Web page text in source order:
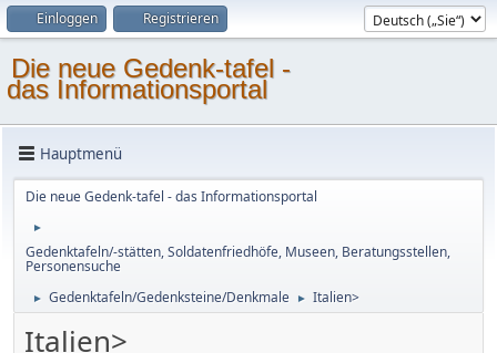
Einloggen Registrieren
Die neue Gedenk-tafel -
das Informationsportal
Hauptmenü
Die neue Gedenk-tafel - das Informationsportal
►
Gedenktafeln/-stätten, Soldatenfriedhöfe, Museen, Beratungsstellen,
Personensuche
► Gedenktafeln/Gedenksteine/Denkmale ► Italien>
Italien>